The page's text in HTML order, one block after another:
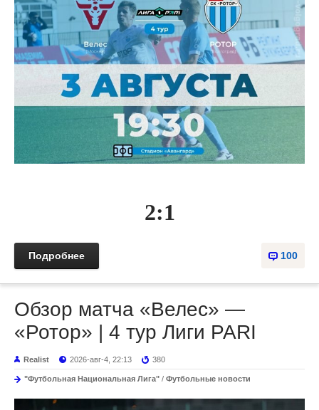
2:1
100
Подробнее
Обзор матча «Велес» —
«Ротор» | 4 тур Лиги PARI
Realist 2026-авг-4, 22:13 380
"Футбольная Национальная Лига" / Футбольные новости